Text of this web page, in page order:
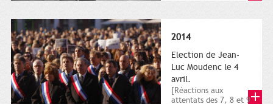
2014
Election de Jean-
Luc Moudenc le 4
avril.
[Réactions aux
attentats des 7, 8 et 9